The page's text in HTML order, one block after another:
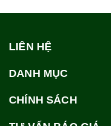
LIÊN HỆ
DANH MỤC
CHÍNH SÁCH